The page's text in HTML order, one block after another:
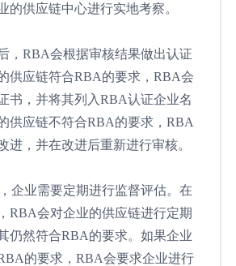
的供应链中心进行实地考察。
，RBA会根据审核结果做出认证
供应链符合RBA的要求，RBA会
书，并将其列入RBA认证企业名
供应链不符合RBA的要求，RBA
进，并在改进后重新进行审核。
企业需要定期进行监督评估。在
RBA会对企业的供应链进行定期
仍然符合RBA的要求。如果企业
的要求，RBA会要求企业进行